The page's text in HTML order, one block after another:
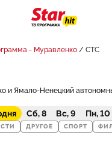
- Муравленко СТС
и Ямало-Ненецкий
Сб, 8 Вс, 9 Пн, 10
ДРУГОЕ СПОРТ